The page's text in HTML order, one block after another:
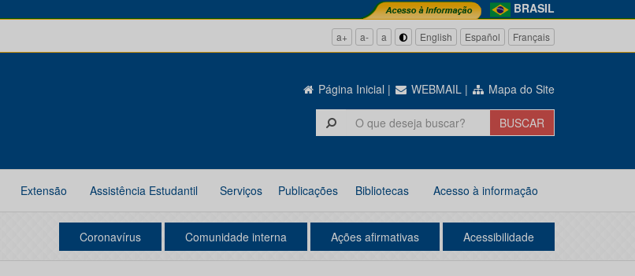
BRASIL
a+ a- a English Español Français
Página Inicial | WEBMAIL | Mapa do Site
Extensão Assistência Estudantil Serviços Publicações Bibliotecas Acesso à informação
Coronavírus Comunidade interna Ações afirmativas Acessibilidade